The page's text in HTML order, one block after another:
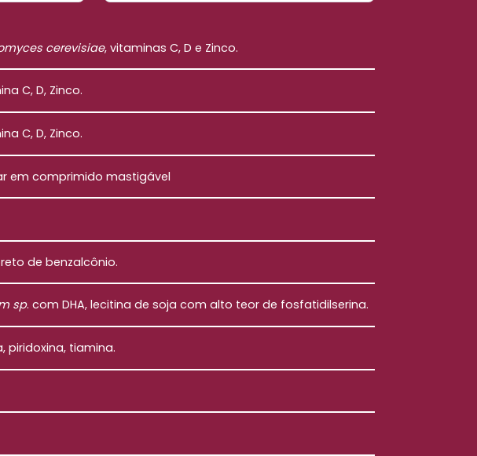
cerevisiae, vitaminas C, D e Zinco.
C, D, Zinco.
C, D, Zinco.
em comprimido mastigável
de benzalcônio.
sp. com DHA, lecitina de soja com alto teor de fosfatidilserina.
piridoxina, tiamina.